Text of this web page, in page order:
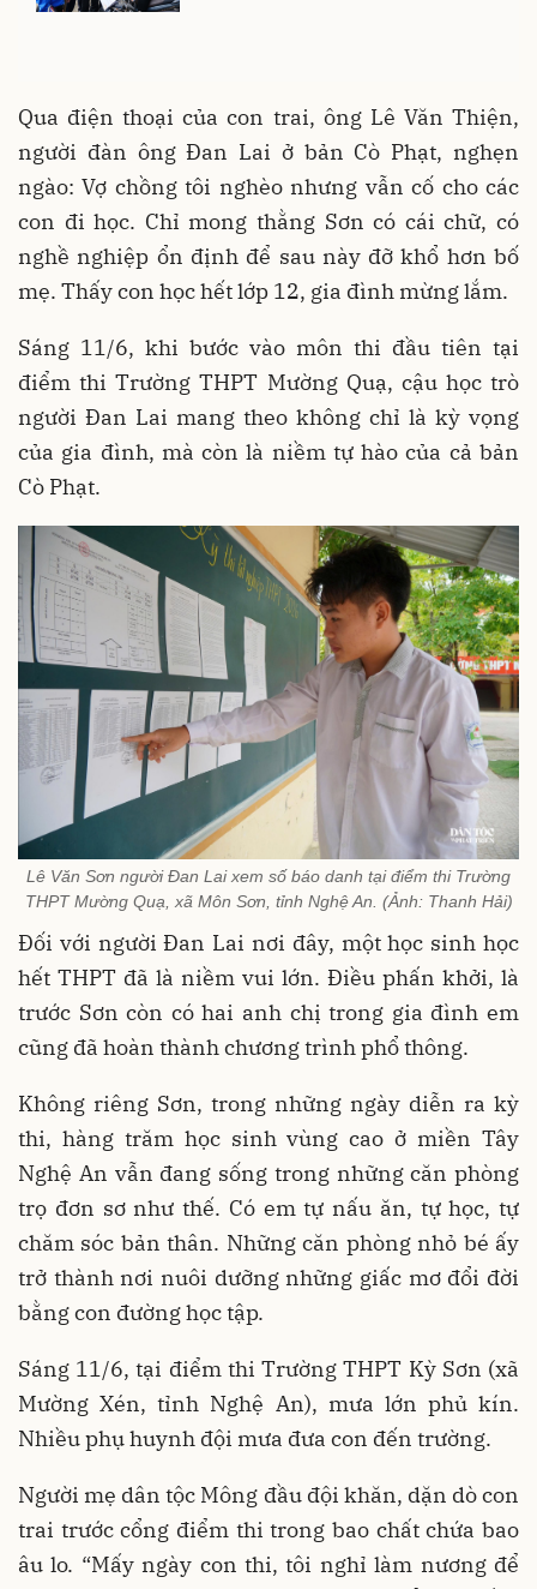
Qua điện thoại của con trai, ông Lê Văn Thiện,
người đàn ông Đan Lai ở bản Cò Phạt, nghẹn
ngào: Vợ chồng tôi nghèo nhưng vẫn cố cho các
con đi học. Chỉ mong thằng Sơn có cái chữ, có
nghề nghiệp ổn định để sau này đỡ khổ hơn bố
mẹ. Thấy con học hết lớp 12, gia đình mừng lắm.
Sáng 11/6, khi bước vào môn thi đầu tiên tại
điểm thi Trường THPT Mường Quạ, cậu học trò
người Đan Lai mang theo không chỉ là kỳ vọng
của gia đình, mà còn là niềm tự hào của cả bản
Cò Phạt.
Lê Văn Sơn người Đan Lai xem số báo danh tại điểm thi Trường
THPT Mường Quạ, xã Môn Sơn, tỉnh Nghệ An. (Ảnh: Thanh Hải)
Đối với người Đan Lai nơi đây, một học sinh học
hết THPT đã là niềm vui lớn. Điều phấn khởi, là
trước Sơn còn có hai anh chị trong gia đình em
cũng đã hoàn thành chương trình phổ thông.
Không riêng Sơn, trong những ngày diễn ra kỳ
thi, hàng trăm học sinh vùng cao ở miền Tây
Nghệ An vẫn đang sống trong những căn phòng
trọ đơn sơ như thế. Có em tự nấu ăn, tự học, tự
chăm sóc bản thân. Những căn phòng nhỏ bé ấy
trở thành nơi nuôi dưỡng những giấc mơ đổi đời
bằng con đường học tập.
Sáng 11/6, tại điểm thi Trường THPT Kỳ Sơn (xã
Mường Xén, tỉnh Nghệ An), mưa lớn phủ kín.
Nhiều phụ huynh đội mưa đưa con đến trường.
Người mẹ dân tộc Mông đầu đội khăn, dặn dò con
trai trước cổng điểm thi trong bao chất chứa bao
âu lo. “Mấy ngày con thi, tôi nghỉ làm nương để